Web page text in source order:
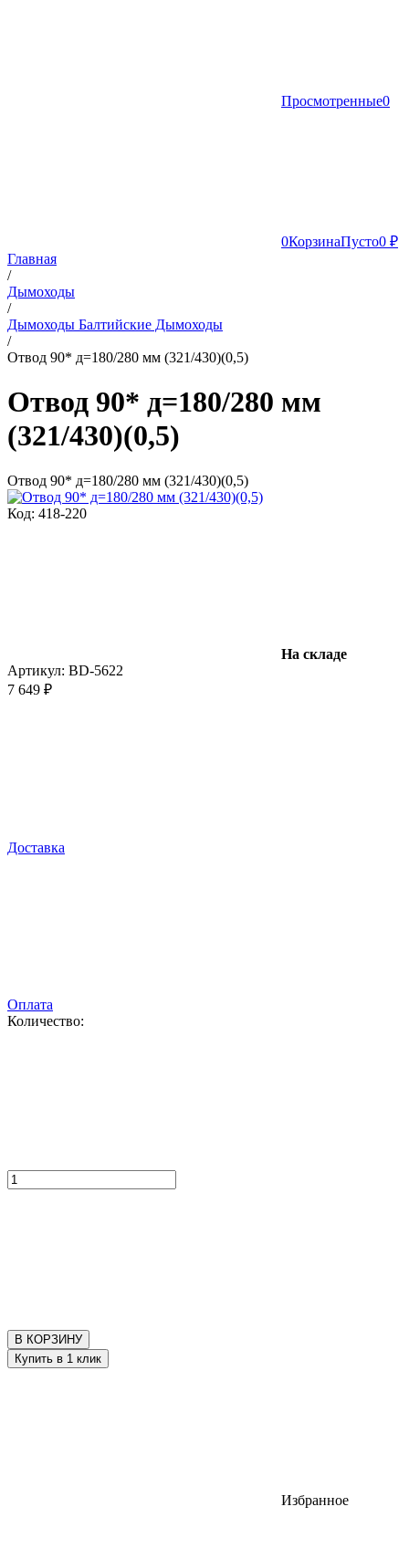
Просмотренные0
0КорзинаПусто0 ₽
Главная
/
Дымоходы
/
Дымоходы Балтийские Дымоходы
/
Отвод 90* д=180/280 мм (321/430)(0,5)
Отвод 90* д=180/280 мм
(321/430)(0,5)
Отвод 90* д=180/280 мм (321/430)(0,5)
Код: 418-220
На складе
Артикул: BD-5622
7 649 ₽
Доставка
Оплата
Количество:
В КОРЗИНУ
Купить в 1 клик
Избранное